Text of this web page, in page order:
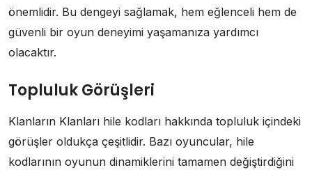
önemlidir. Bu dengeyi sağlamak, hem eğlenceli hem de
güvenli bir oyun deneyimi yaşamanıza yardımcı
olacaktır.
Topluluk Görüşleri
Klanların Klanları hile kodları hakkında topluluk içindeki
görüşler oldukça çeşitlidir. Bazı oyuncular, hile
kodlarının oyunun dinamiklerini tamamen değiştirdiğini